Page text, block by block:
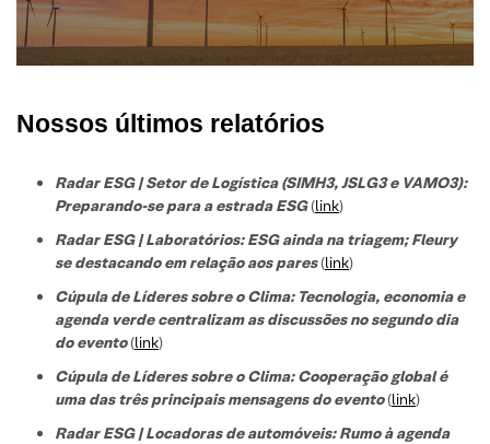
Nossos últimos relatórios
Radar ESG | Setor de Logística (SIMH3, JSLG3 e VAMO3):
Preparando-se para a estrada ESG(link)
Radar ESG | Laboratórios: ESG ainda na triagem; Fleury
se destacando em relação aos pares(link)
Cúpula de Líderes sobre o Clima: Tecnologia, economia e
agenda verde centralizam as discussões no segundo dia
do evento(link)
Cúpula de Líderes sobre o Clima: Cooperação global é
uma das três principais mensagens do evento(link)
Radar ESG | Locadoras de automóveis: Rumo à agenda